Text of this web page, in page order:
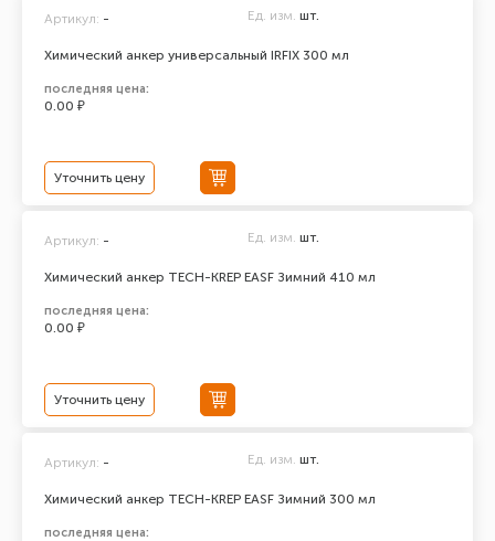
Химический анкер универсальный IRFIX 300 мл
Артикул: - Ед. изм. шт.
последняя цена:
0.00 ₽
Уточнить цену
Химический анкер TECH-KREP EASF Зимний 410 мл
Артикул: - Ед. изм. шт.
последняя цена:
0.00 ₽
Уточнить цену
Химический анкер TECH-KREP EASF Зимний 300 мл
Артикул: - Ед. изм. шт.
последняя цена: